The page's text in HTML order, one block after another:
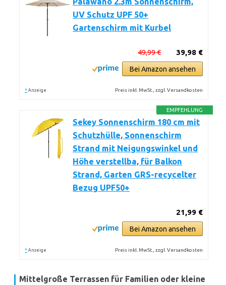
UV Schutz UPF 50+
Gartenschirm mit Kurbel
39,98 €
49,99 €
Bei Amazon ansehen
* Anzeige Preis inkl. MwSt., zzgl. Versandkosten
EMPFEHLUNG
Sekey Sonnenschirm 180 cm mit
Schutzhülle, Sonnenschirm
Strand mit Neigungswinkel und
Höhe verstellba, für Balkon
Strand, Garten GRS-recycelter
Bezug UPF50+
21,99 €
Bei Amazon ansehen
* Anzeige Preis inkl. MwSt., zzgl. Versandkosten
Mittelgroße Terrassen für Familien oder kleine